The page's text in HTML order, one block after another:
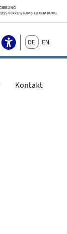
DeutschEnglish
Kontakt